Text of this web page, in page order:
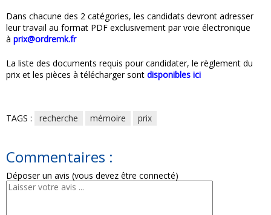
Dans chacune des 2 catégories, les candidats devront adresser
leur travail au format PDF exclusivement par voie électronique
à prix@ordremk.fr
La liste des documents requis pour candidater, le règlement du
prix et les pièces à télécharger sont disponibles ici
TAGS : recherche mémoire prix
Commentaires :
Déposer un avis (vous devez être connecté)